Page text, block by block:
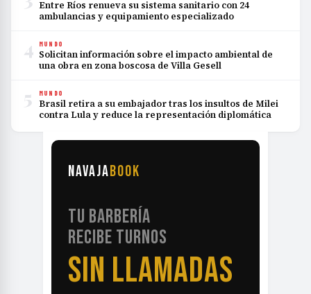
Entre Ríos renueva su sistema sanitario con 24
ambulancias y equipamiento especializado
4 MUNDO
Solicitan información sobre el impacto ambiental de
una obra en zona boscosa de Villa Gesell
5 MUNDO
Brasil retira a su embajador tras los insultos de Milei
contra Lula y reduce la representación diplomática
NAVAJABOOK
TU BARBERÍA
RECIBE TURNOS
SIN LLAMADAS